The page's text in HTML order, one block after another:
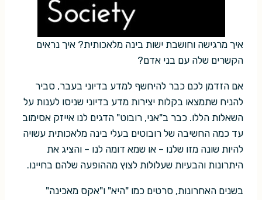
איך מרגישה וחושבת ישות בינה מלאכותית? איך נראים
הקשרים שלה עם בני אדם?
אם הזדמן לכם כבר להיחשף למדע בדיוני בעבר, סביר
להניח שתמצאו בקלות יצירות מדע בדיוני שניסו לענות על
השאלות הללו. כבר ב"אני, רובוט" הדגים לנו אייזק אסימוב
עד כמה החשיבה של רובוטים בעלי בינה מלאכותית עשויה
להיות שונה מזו שלנו – או שמא דומה לנו – והציג את
היתרונות והבעיות שעלולות לצוץ מההופעה שלהם בחיינו.
בשנים האחרונות, סרטים כמו "היא" ו"אקס מאכינה"